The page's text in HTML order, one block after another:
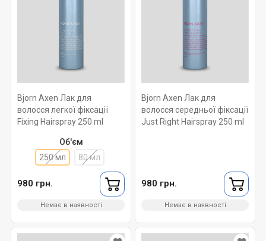
Bjorn Axen Лак для
волосся легкої фіксації
Fixing Hairspray 250 ml
Об'єм
250 мл
80 мл
980 грн.
Немає в наявності
Bjorn Axen Лак для
волосся середньої фіксації
Just Right Hairspray 250 ml
980 грн.
Немає в наявності